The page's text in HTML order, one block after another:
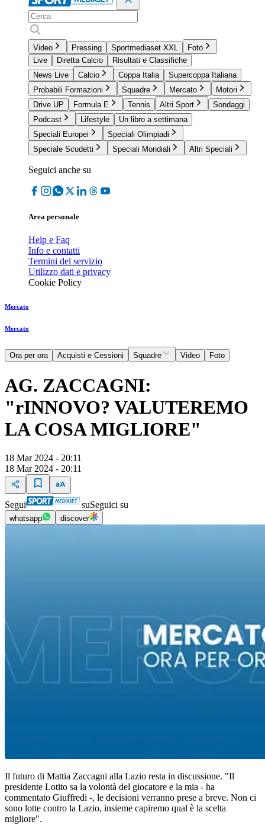
Video Pressing Sportmediaset XXL
Foto
Live
Diretta Calcio
Risultati e Classifiche
News Live
Calcio Coppa Italia
Supercoppa Italiana
Probabili Formazioni
Squadre Mercato
Motori
Drive UP
Formula E Tennis Altri Sport
Sondaggi
Podcast
Lifestyle
Un libro a settimana
Speciali Europei
Speciali Olimpiadi
Speciale Scudetti
Speciali Mondiali Altri Speciali
Seguici anche su
Area personale
Help e Faq
Info e contatti
Termini del servizio
Utilizzo dati e privacy
Cookie Policy
Mercato
Mercato
Ora per ora Acquisti e Cessioni Squadre Video Foto
AG. ZACCAGNI:
"rINNOVO? VALUTEREMO
LA COSA MIGLIORE"
18 Mar 2024 - 20:11
18 Mar 2024 - 20:11
Segui suSeguici su
whatsapp discover
Il futuro di Mattia Zaccagni alla Lazio resta in discussione. "Il
presidente Lotito sa la volontà del giocatore e la mia - ha
commentato Giuffredi -, le decisioni verranno prese a breve. Non ci
sono lotte contro la Lazio, insieme capiremo qual è la scelta
migliore".